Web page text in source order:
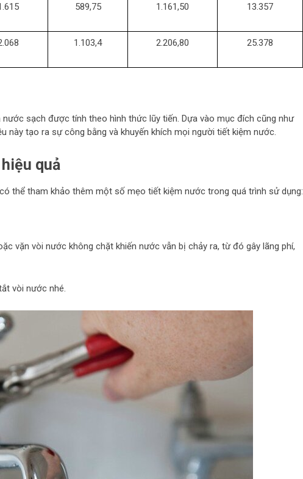
589,75 1.161,50 13.357
1.103,4 2.206,80 25.378
nước sạch được tính theo hình thức lũy tiến. Dựa vào mục đích cũng như
này tạo ra sự công bằng và khuyến khích mọi người tiết kiệm nước.
quả
thể tham khảo thêm một số mẹo tiết kiệm nước trong quá trình sử dụng:
vặn vòi nước không chặt khiến nước vẫn bị chảy ra, từ đó gây lãng phí,
vòi nước nhé.